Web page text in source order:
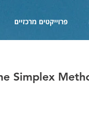
פרוייקטים מרכזיים
Simplex